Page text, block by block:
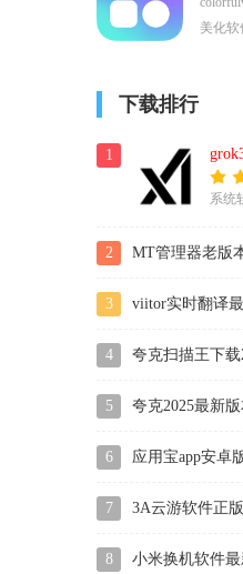
用。
美化
下载排行
1
系统
2 MT管理器老版
3 viitor实时翻译
4 夸克扫描王下载
5 夸克2025最新版
6 应用宝app安卓
7 3A云游软件正
8 小米换机软件